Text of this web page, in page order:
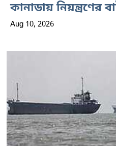
কানাডায় নিয়ন্ত্রণের
Aug 10, 2026